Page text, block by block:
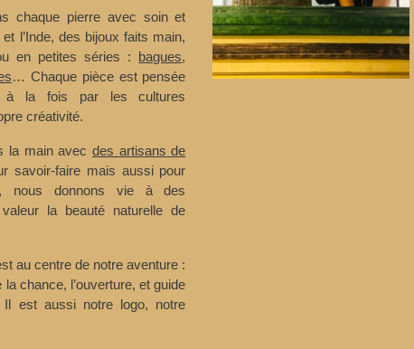
chaque pierre avec soin et
l’Inde, des bijoux faits main,
en petites séries : bagues,
… Chaque pièce est pensée
la fois par les cultures
créativité.
la main avecdes artisans de
savoir-faire mais aussi pour
nous donnons vie à des
la beauté naturelle de
au centre de notre aventure :
chance, l’ouverture, et guide
est aussi notre logo, notre